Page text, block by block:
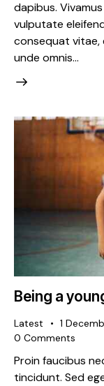
dapibus.
vulputate
consequat vitae,
unde omnis…
Being a
Latest 1
0 Comments
Proin faucibus
tincidunt. Sed